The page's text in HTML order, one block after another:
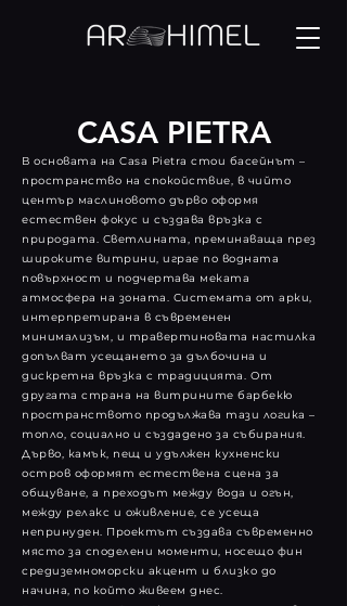
CASA PIETRA
В основата на Casa Pietra стои басейнът –
пространство на спокойствие, в чийто
център маслиновото дърво оформя
естествен фокус и създава връзка с
природата. Светлината, преминаваща през
широките витрини, играе по водната
повърхност и подчертава меката
атмосфера на зоната. Системата от арки,
интерпретирана в съвременен
минимализъм, и травертиновата настилка
допълват усещането за дълбочина и
дискретна връзка с традицията. От
другата страна на витрините барбекю
пространството продължава тази логика –
топло, социално и създадено за събирания.
Дърво, камък, пещ и удължен кухненски
остров оформят естествена сцена за
общуване, а преходът между вода и огън,
между релакс и оживление, се усеща
непринуден. Проектът създава съвременно
място за споделени моменти, носещо фин
средиземноморски акцент и близко до
начина, по който живеем днес.